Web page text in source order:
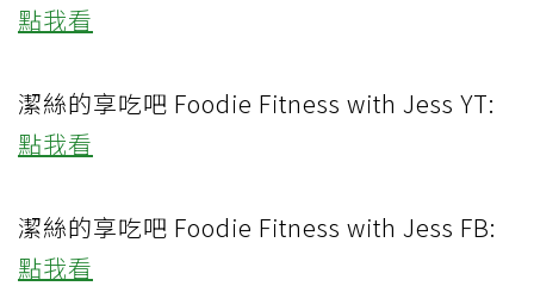
點我看
潔絲的享吃吧 Foodie Fitness with Jess YT:
點我看
潔絲的享吃吧 Foodie Fitness with Jess FB:
點我看